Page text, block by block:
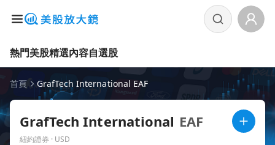
熱門美股精選內容自選股
首頁 GrafTech International EAF
GrafTech International EAF
紐約證券 · USD